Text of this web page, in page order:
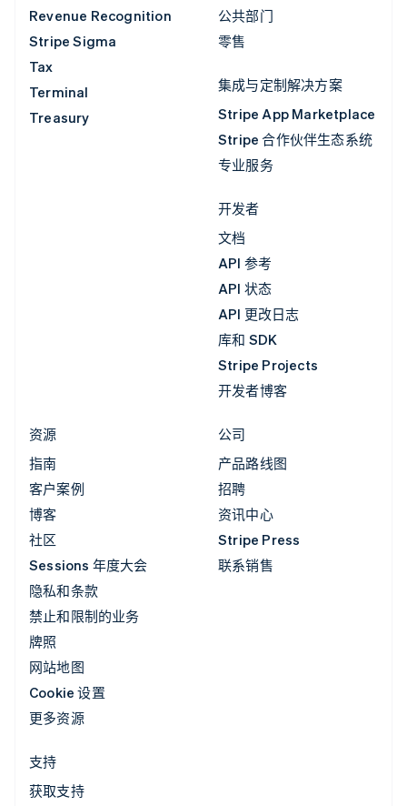
Revenue Recognition
Stripe Sigma
Tax
Terminal
Treasury
公共部门
零售
集成与定制解决方案
Stripe App Marketplace
Stripe 合作伙伴生态系统
专业服务
开发者
文档
API 参考
API 状态
API 更改日志
库和 SDK
Stripe Projects
开发者博客
资源
指南
客户案例
博客
社区
Sessions 年度大会
隐私和条款
禁止和限制的业务
牌照
网站地图
Cookie 设置
更多资源
公司
产品路线图
招聘
资讯中心
Stripe Press
联系销售
支持
获取支持